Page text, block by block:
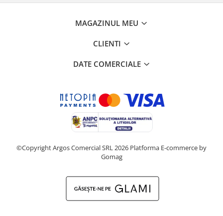
MAGAZINUL MEU
CLIENTI
DATE COMERCIALE
©Copyright Argos Comercial SRL 2026 Platforma E-commerce by
Gomag